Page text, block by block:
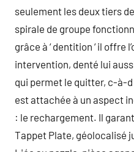
seulement les deux tiers
spirale de groupe
grâce à ‘ dentition ‘ il offre
intervention, denté lui
qui permet le quitter, c-à-
est attachée à un aspect
: le rechargement. Il
Tappet Plate, géolocalisé